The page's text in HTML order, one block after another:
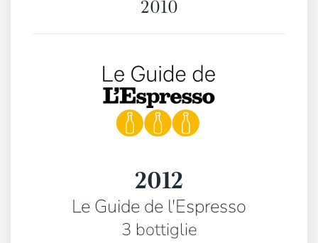
2010
2012
Le Guide de l'Espresso
3 bottiglie